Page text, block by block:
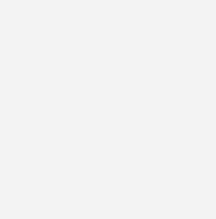
Bedenken der EU-Kommission stelle
Handeln unter Genehmigungsvorbehalt,
Novellen des EEG in Brüssel
Stattdessen brauche es künftig
Reform der Steuern, Abgaben
des Strommarktdesigns, das sich
ausrichtet“, forderte Peters.
aus Brüssel die Bundesnetzagentur
sowohl der Windenergie-an-
schon veröffentlicht.